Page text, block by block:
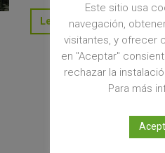
Leer más
Este sitio usa
navegación,
visitantes, y ofrecer
en "Aceptar"
rechazar la
Para más